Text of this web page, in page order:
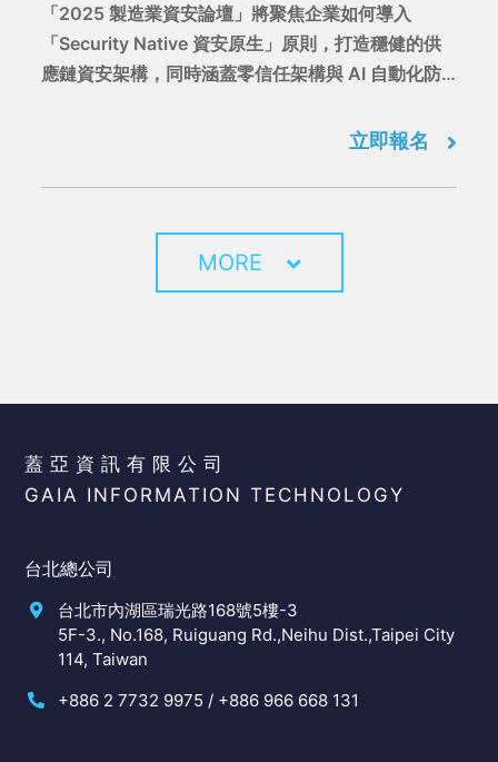
「2025 製造業資安論壇」將聚焦企業如何導入
「Security Native 資安原生」原則，打造穩健的供
應鏈資安架構，同時涵蓋零信任架構與 AI 自動化防
立即報名
MORE
蓋亞資訊有限公司
GAIA INFORMATION TECHNOLOGY
台北總公司
台北市內湖區瑞光路168號5樓-3
5F-3., No.168, Ruiguang Rd.,Neihu Dist.,Taipei City
114, Taiwan
+886 2 7732 9975 / +886 966 668 131